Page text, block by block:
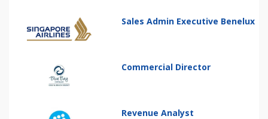
Sales Admin Executive Benelux
Commercial Director
Revenue Analyst